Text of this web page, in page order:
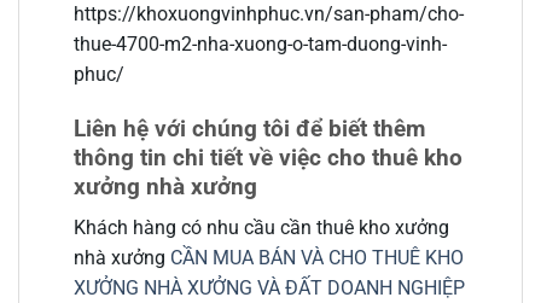
https://khoxuongvinhphuc.vn/san-pham/cho-
thue-4700-m2-nha-xuong-o-tam-duong-vinh-
phuc/
Liên hệ với chúng tôi để biết thêm
thông tin chi tiết về việc cho thuê kho
xưởng nhà xưởng
Khách hàng có nhu cầu cần thuê kho xưởng
nhà xưởng CẦN MUA BÁN VÀ CHO THUÊ KHO
XƯỞNG NHÀ XƯỞNG VÀ ĐẤT DOANH NGHIỆP